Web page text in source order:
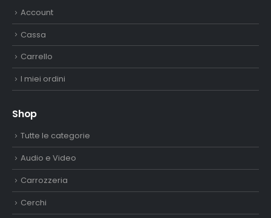
Account
Cassa
Carrello
I miei ordini
Shop
Tutte le categorie
Audio e Video
Carrozzeria
Cerchi